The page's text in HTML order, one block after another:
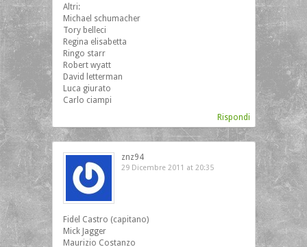
Altri:
Michael schumacher
Tory belleci
Regina elisabetta
Ringo starr
Robert wyatt
David letterman
Luca giurato
Carlo ciampi
Rispondi
znz94
29 Dicembre 2011 at 20:35
Fidel Castro (capitano)
Mick Jagger
Maurizio Costanzo